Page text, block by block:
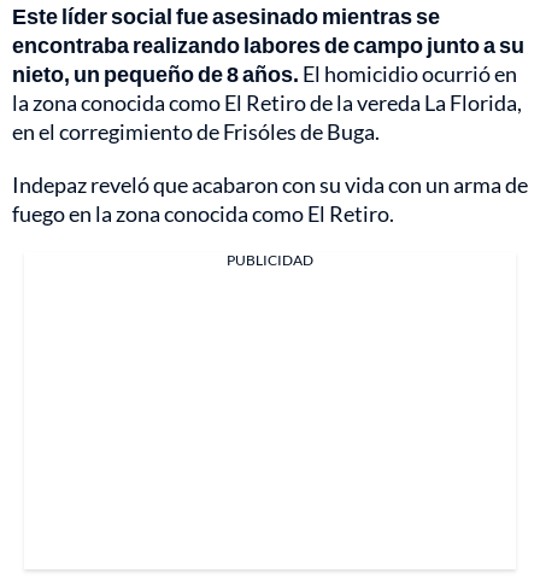
Este líder social fue asesinado mientras se
encontraba realizando labores de campo junto a su
nieto, un pequeño de 8 años. El homicidio ocurrió en
la zona conocida como El Retiro de la vereda La Florida,
en el corregimiento de Frisóles de Buga.
Indepaz reveló que acabaron con su vida con un arma de
fuego en la zona conocida como El Retiro.
PUBLICIDAD